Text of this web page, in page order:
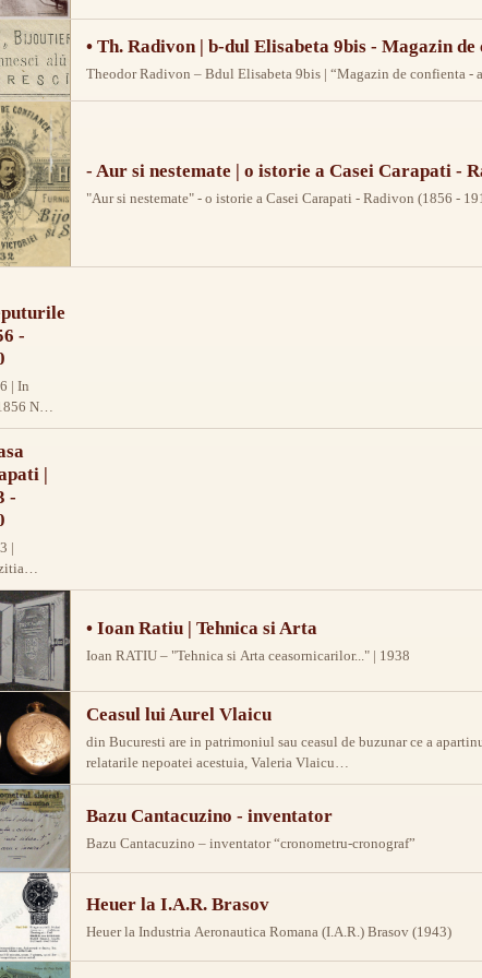
• Th. Radivon | b-dul Elisabeta 9bis - Magazin
Theodor Radivon – Bdul Elisabeta 9bis | “Magazin de confienta
- Aur si nestemate | o istorie a Casei Carapati -
"Aur si nestemate" - o istorie a Casei Carapati - Radivon (1856 -
-
| In
N.
si
de
si
in
pe
sa
cam
de
a
|
-
|
de
N.
la
din
este
• Ioan Ratiu | Tehnica si Arta
Ioan RATIU – "Tehnica si Arta ceasornicarilor..." | 1938
Ceasul lui Aurel Vlaicu
din Bucuresti are in patrimoniul sau ceasul de buzunar ce a
relatarile nepoatei acestuia, Valeria Vlaicu…
Bazu Cantacuzino - inventator
Bazu Cantacuzino – inventator “cronometru-cronograf”
Heuer la I.A.R. Brasov
Heuer la Industria Aeronautica Romana (I.A.R.) Brasov (1943)